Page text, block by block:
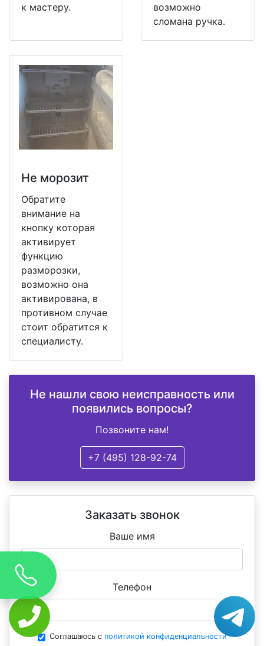
к мастеру.
возможно
сломана ручка.
Не морозит
Обратите
внимание на
кнопку которая
активирует
функцию
разморозки,
возможно она
активирована, в
противном случае
стоит обратится к
специалисту.
Не нашли свою неисправность или
появились вопросы?
Позвоните нам!
+7 (495) 128-92-74
Заказать звонок
Ваше имя
Телефон
Соглашаюсь с политикой конфиденциальности